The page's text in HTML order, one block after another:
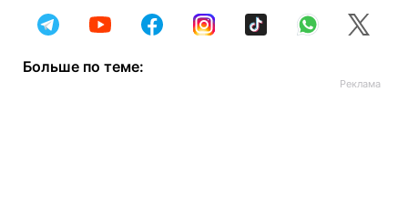
Больше по теме: